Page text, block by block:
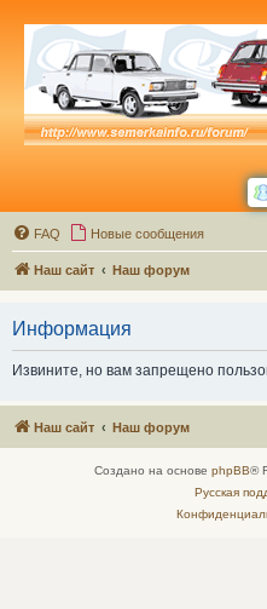
FAQ Новые сообщения
Наш сайт Наш форум
Информация
Извините, но вам запрещено
Наш сайт Наш форум
Создано на основе phpBB®
Русская